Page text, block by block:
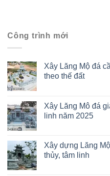
Công trình mới
Xây Lăng Mộ đá
theo thế đất
Xây Lăng Mô đá
linh năm 2025
Xây dựng Lăng
thủy, tâm linh